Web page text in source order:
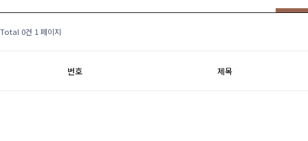
Total 0건 1 페이지
번호 제목